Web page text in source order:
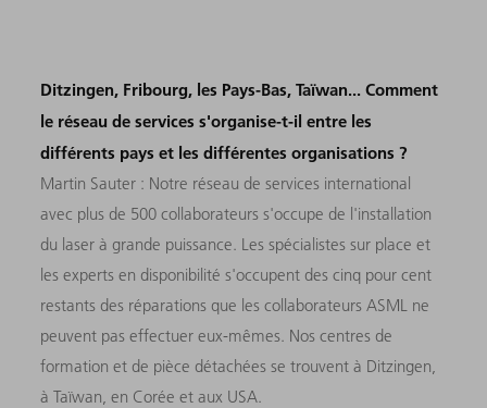
Ditzingen, Fribourg, les Pays-Bas, Taïwan... Comment
le réseau de services s'organise-t-il entre les
différents pays et les différentes organisations ?
Martin Sauter : Notre réseau de services international
avec plus de 500 collaborateurs s'occupe de l'installation
du laser à grande puissance. Les spécialistes sur place et
les experts en disponibilité s'occupent des cinq pour cent
restants des réparations que les collaborateurs ASML ne
peuvent pas effectuer eux-mêmes. Nos centres de
formation et de pièce détachées se trouvent à Ditzingen,
à Taïwan, en Corée et aux USA.